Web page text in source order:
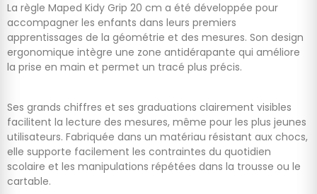
La règle Maped Kidy Grip 20 cm a été développée pour
accompagner les enfants dans leurs premiers
apprentissages de la géométrie et des mesures. Son design
ergonomique intègre une zone antidérapante qui améliore
la prise en main et permet un tracé plus précis.
Ses grands chiffres et ses graduations clairement visibles
facilitent la lecture des mesures, même pour les plus jeunes
utilisateurs. Fabriquée dans un matériau résistant aux chocs,
elle supporte facilement les contraintes du quotidien
scolaire et les manipulations répétées dans la trousse ou le
cartable.